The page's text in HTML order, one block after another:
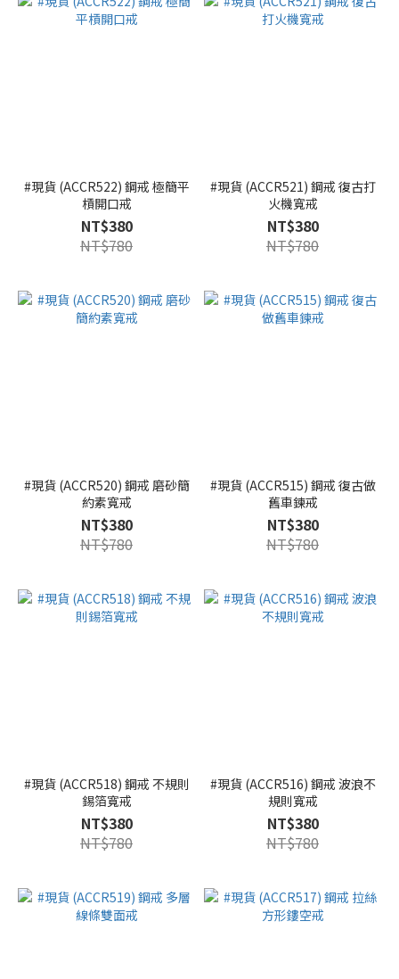
#現貨 (ACCR522) 鋼戒 極簡平
槓開口戒
NT$380
NT$780
#現貨 (ACCR521) 鋼戒 復古打
火機寬戒
NT$380
NT$780
#現貨 (ACCR520) 鋼戒 磨砂簡
約素寬戒
NT$380
NT$780
#現貨 (ACCR515) 鋼戒 復古做
舊車鍊戒
NT$380
NT$780
#現貨 (ACCR518) 鋼戒 不規則
錫箔寬戒
NT$380
NT$780
#現貨 (ACCR516) 鋼戒 波浪不
規則寬戒
NT$380
NT$780